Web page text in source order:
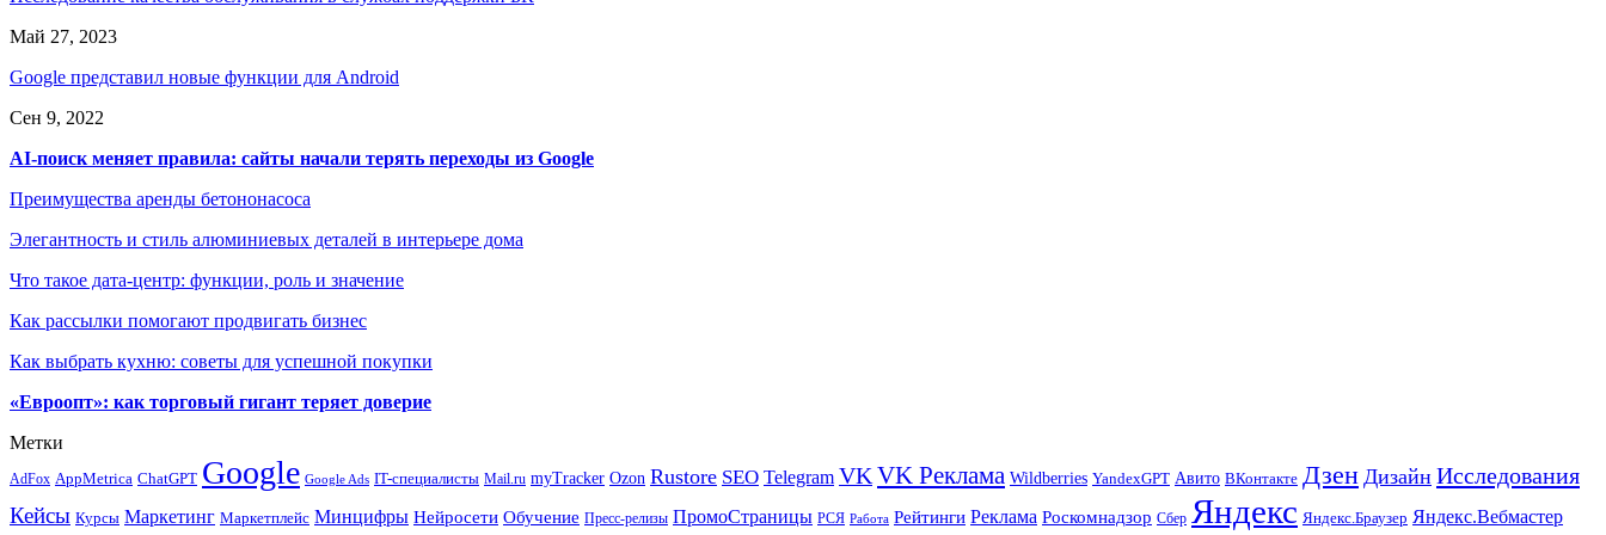
Май 27, 2023
Google представил новые функции для Android
Сен 9, 2022
AI-поиск меняет правила: сайты начали терять переходы из Google
Преимущества аренды бетононасоса
Элегантность и стиль алюминиевых деталей в интерьере дома
Что такое дата-центр: функции, роль и значение
Как рассылки помогают продвигать бизнес
Как выбрать кухню: советы для успешной покупки
«Евроопт»: как торговый гигант теряет доверие
Метки
AdFox AppMetrica ChatGPT Google Google Ads IT-специалисты Mail.ru myTracker Ozon Rustore SEO Telegram VKVK Реклама Wildberries YandexGPT Авито ВКонтакте Дзен Дизайн Исследования
Кейсы Курсы Маркетинг Маркетплейс Минцифры Нейросети Обучение Пресс-релизы ПромоСтраницы РСЯ Работа Рейтинги Реклама Роскомнадзор Сбер Яндекс Яндекс.Браузер Яндекс.Вебмастер